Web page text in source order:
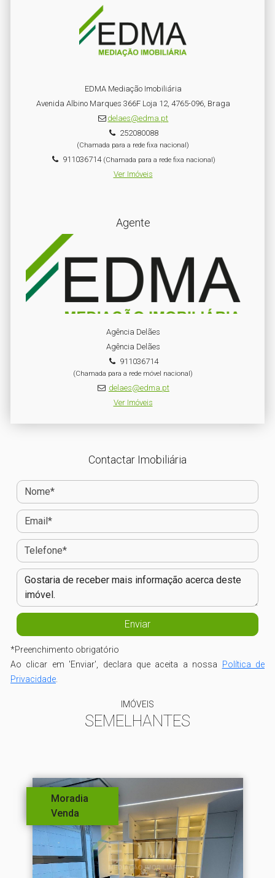
EDMA Mediação Imobiliária
Avenida Albino Marques 366F Loja 12, 4765-096, Braga
delaes@edma.pt
252080088
(Chamada para a rede fixa nacional)
911036714(Chamada para a rede fixa nacional)
Ver Imóveis
Agente
Agência Delães
Agência Delães
911036714
(Chamada para a rede móvel nacional)
delaes@edma.pt
Ver Imóveis
Contactar Imobiliária
*Preenchimento obrigatório
Ao clicar em 'Enviar', declara que aceita a nossa Política de
Privacidade
IMÓVEIS
SEMELHANTES
Moradia
Venda